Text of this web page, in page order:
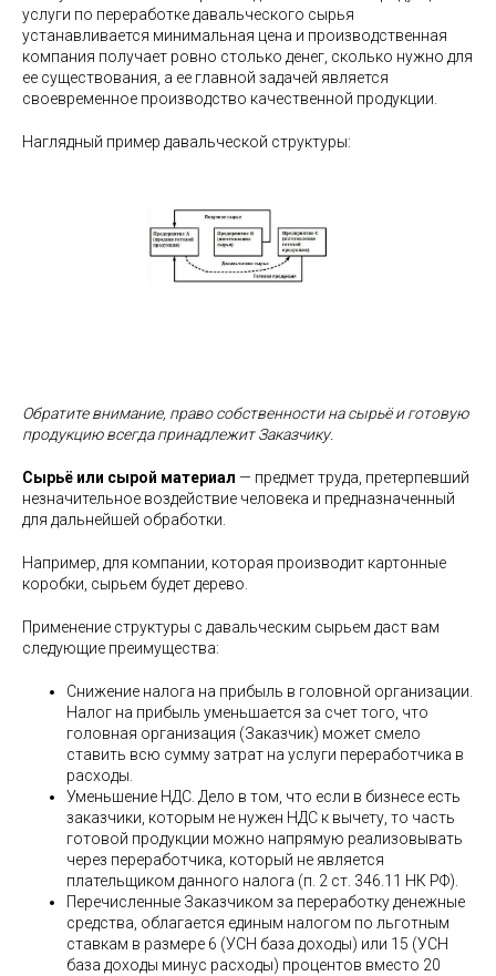
услуги по переработке давальческого сырья
устанавливается минимальная цена и производственная
компания получает ровно столько денег, сколько нужно для
ее существования, а ее главной задачей является
своевременное производство качественной продукции.
Наглядный пример давальческой структуры:
Обратите внимание, право собственности на сырьё и готовую
продукцию всегда принадлежит Заказчику.
Сырьё или сырой материал — предмет труда, претерпевший
незначительное воздействие человека и предназначенный
для дальнейшей обработки.
Например, для компании, которая производит картонные
коробки, сырьем будет дерево.
Применение структуры с давальческим сырьем даст вам
следующие преимущества:
Снижение налога на прибыль в головной организации.
Налог на прибыль уменьшается за счет того, что
головная организация (Заказчик) может смело
ставить всю сумму затрат на услуги переработчика в
расходы.
Уменьшение НДС. Дело в том, что если в бизнесе есть
заказчики, которым не нужен НДС к вычету, то часть
готовой продукции можно напрямую реализовывать
через переработчика, который не является
плательщиком данного налога (п. 2 ст. 346.11 НК РФ).
Перечисленные Заказчиком за переработку денежные
средства, облагается единым налогом по льготным
ставкам в размере 6 (УСН база доходы) или 15 (УСН
база доходы минус расходы) процентов вместо 20